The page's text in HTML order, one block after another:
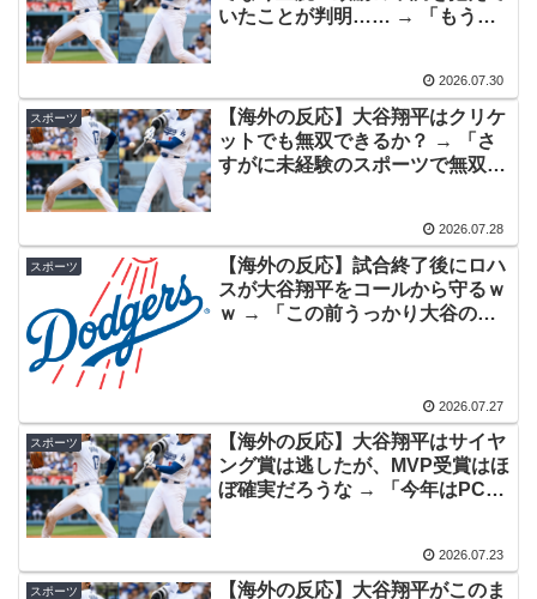
年の国際試合における外国審判への接待疑惑が海外で一
斉に報じられる‥」
海外「なんてこった！」日本とドイツの病院食のあまり
の差に海外が大騒ぎ
▶ 英国人「安心感が違う」冨安健洋、パレス移籍当日にデ
ビュー！圧巻3連続ブロックも披露で現地サポが気づく..
【海外の反応】
▶ 海外「日本が正しい！」優しい日本人に甘える外国人に
海外が大騒ぎ
▶ 【MLB】ドジャースファン「7連敗はしんどいわ……」
→ 「まだまだ7.5ゲーム差もあるんだぞ」「毎年暑い季節
に負けることが増えるけど結局10月には勝って終わるん
▶ 海外「今年、夏の暑さが厳しい日本でこんなものが売れ
てるらしい！ｗ」外国人が驚いた日本の商品と
は・・・？【海外の反応】
外国人「アジア杯で優勝するんだ」日本代表、W杯ポッ
ト1入りに現実味!?2030大会で出場枠「64」なら追い風
いたことが判明…… → 「もう投
2026.07.30
スポーツ
【海外の反応】大谷翔平はクリケ
ットでも無双できるか？ → 「さ
すがに未経験のスポーツで無双は
2026.07.28
スポーツ
【海外の反応】試合終了後にロハ
スが大谷翔平をコールから守るｗ
ｗ → 「この前うっかり大谷の肘
2026.07.27
スポーツ
【海外の反応】大谷翔平はサイヤ
ング賞は逃したが、MVP受賞はほ
ぼ確実だろうな → 「今年はPCA
2026.07.23
スポーツ
【海外の反応】大谷翔平がこのま